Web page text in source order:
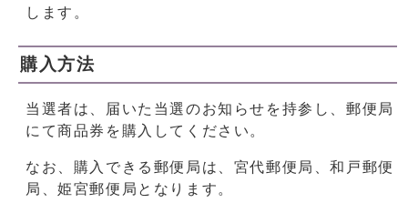
します。
購入方法
当選者は、届いた当選のお知らせを持参し、郵便局
にて商品券を購入してください。
なお、購入できる郵便局は、宮代郵便局、和戸郵便
局、姫宮郵便局となります。